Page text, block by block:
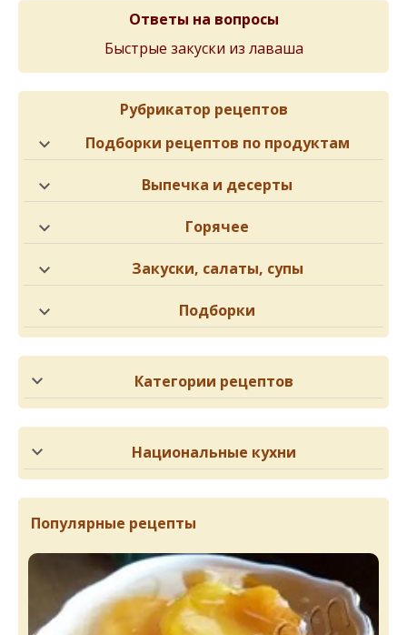
Ответы на вопросы
Быстрые закуски из лаваша
Рубрикатор рецептов
Подборки рецептов по продуктам
Выпечка и десерты
Горячее
Закуски, салаты, супы
Подборки
Категории рецептов
Национальные кухни
Популярные рецепты